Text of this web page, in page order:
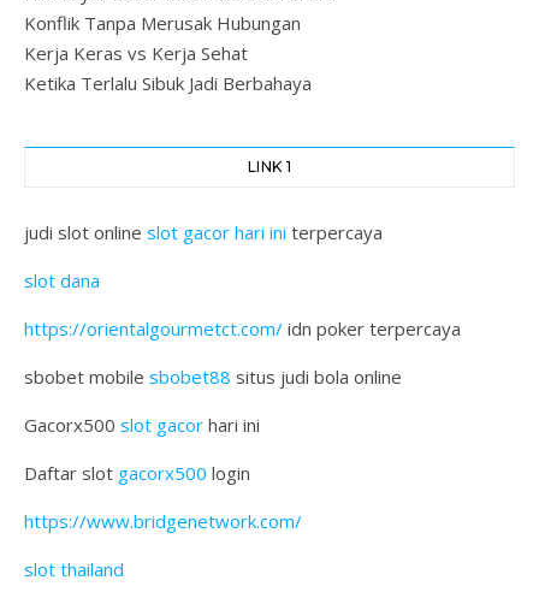
Konflik Tanpa Merusak Hubungan
Kerja Keras vs Kerja Sehat
Ketika Terlalu Sibuk Jadi Berbahaya
LINK 1
judi slot online slot gacor hari ini terpercaya
slot dana
https://orientalgourmetct.com/ idn poker terpercaya
sbobet mobile sbobet88 situs judi bola online
Gacorx500 slot gacor hari ini
Daftar slot gacorx500 login
https://www.bridgenetwork.com/
slot thailand